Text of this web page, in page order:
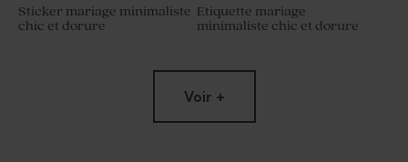
Sticker mariage minimaliste
chic et dorure
Etiquette mariage
minimaliste chic et dorure
Voir +